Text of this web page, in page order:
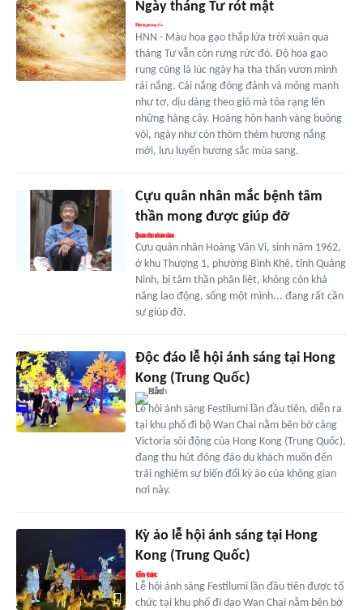
Ngày tháng Tư rót mật
HNN - Màu hoa gạo thắp lửa trời xuân qua
tháng Tư vẫn còn rưng rức đỏ. Độ hoa gạo
rụng cũng là lúc ngày hạ tha thẩn vươn mình
rải nắng. Cái nắng đỏng đảnh và mỏng manh
như tơ, dịu dàng theo gió mà tỏa rạng lên
những hàng cây. Hoàng hôn hanh vàng buông
vội, ngày như còn thòm thèm hương nắng
mới, lưu luyến hương sắc mùa sang.
Cựu quân nhân mắc bệnh tâm
thần mong được giúp đỡ
Cựu quân nhân Hoàng Văn Vi, sinh năm 1962,
ở khu Thượng 1, phường Bình Khê, tỉnh Quảng
Ninh, bị tâm thần phân liệt, không còn khả
năng lao động, sống một mình... đang rất cần
sự giúp đỡ.
Độc đáo lễ hội ánh sáng tại Hong
Kong (Trung Quốc)
Lễ hội ánh sáng Festilumi lần đầu tiên, diễn ra
tại khu phố đi bộ Wan Chai nằm bên bờ cảng
Victoria sôi động của Hong Kong (Trung Quốc),
đang thu hút đông đảo du khách muốn đến
trải nghiệm sự biến đổi kỳ ảo của không gian
nơi này.
Kỳ ảo lễ hội ánh sáng tại Hong
Kong (Trung Quốc)
Lễ hội ánh sáng Festilumi lần đầu tiên được tổ
chức tại khu phố đi dạo Wan Chai nằm bên bờ